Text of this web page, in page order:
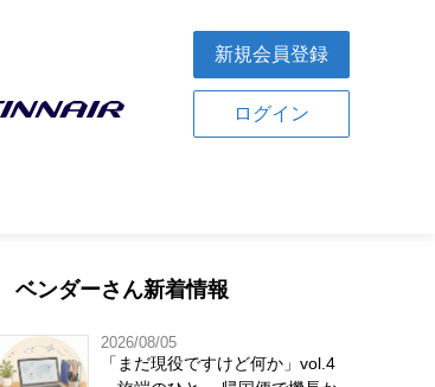
新規会員登録
ログイン
ベンダーさん新着情報
2026/08/05
「まだ現役ですけど何か」vol.4